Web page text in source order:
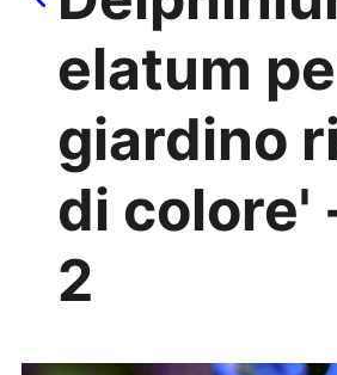
elatum
giardino
di colore'
2